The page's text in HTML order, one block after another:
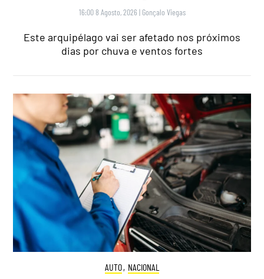
16:00 8 Agosto, 2026 | Gonçalo Viegas
Este arquipélago vai ser afetado nos próximos
dias por chuva e ventos fortes
AUTO, NACIONAL